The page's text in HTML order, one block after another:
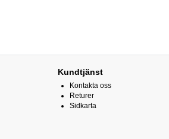
Kundtjänst
Kontakta oss
Returer
Sidkarta